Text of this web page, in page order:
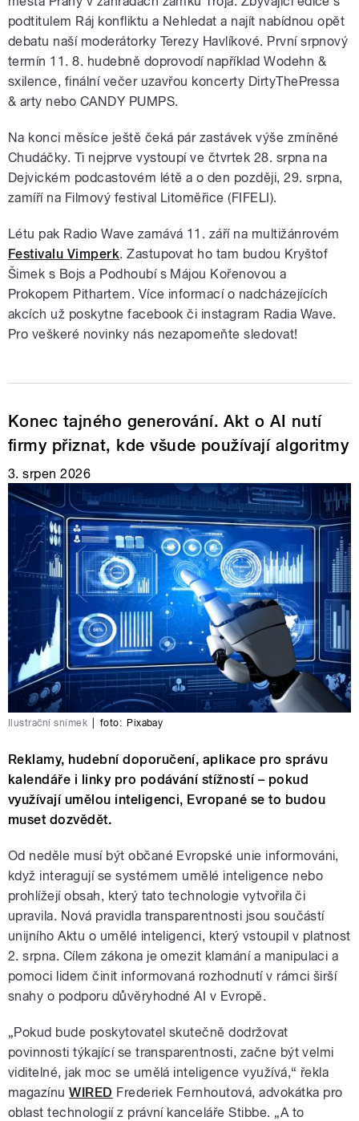
podtitulem Ráj konfliktu a Nehledat a najít nabídnou opět
debatu naší moderátorky Terezy Havlíkové. První srpnový
termín 11. 8. hudebně doprovodí například Wodehn &
sxilence, finální večer uzavřou koncerty DirtyThePressa
& arty nebo CANDY PUMPS.
Na konci měsíce ještě čeká pár zastávek výše zmíněné
Chudáčky. Ti nejprve vystoupí ve čtvrtek 28. srpna na
Dejvickém podcastovém létě a o den později, 29. srpna,
zamíří na Filmový festival Litoměřice (FIFELI).
Létu pak Radio Wave zamává 11. září na multižánrovém
Festivalu Vimperk. Zastupovat ho tam budou Kryštof
Šimek s Bojs a Podhoubí s Májou Kořenovou a
Prokopem Pithartem. Více informací o nadcházejících
akcích už poskytne facebook či instagram Radia Wave.
Pro veškeré novinky nás nezapomeňte sledovat!
Konec tajného generování. Akt o AI nutí
firmy přiznat, kde všude používají algoritmy
3. srpen 2026
Ilustrační snímek foto: Pixabay
Reklamy, hudební doporučení, aplikace pro správu
kalendáře i linky pro podávání stížností – pokud
využívají umělou inteligenci, Evropané se to budou
muset dozvědět.
Od neděle musí být občané Evropské unie informováni,
když interagují se systémem umělé inteligence nebo
prohlížejí obsah, který tato technologie vytvořila či
upravila. Nová pravidla transparentnosti jsou součástí
unijního Aktu o umělé inteligenci, který vstoupil v platnost
2. srpna. Cílem zákona je omezit klamání a manipulaci a
pomoci lidem činit informovaná rozhodnutí v rámci širší
snahy o podporu důvěryhodné AI v Evropě.
„Pokud bude poskytovatel skutečně dodržovat
povinnosti týkající se transparentnosti, začne být velmi
viditelné, jak moc se umělá inteligence využívá,“ řekla
magazínuWIRED Frederiek Fernhoutová, advokátka pro
oblast technologií z právní kanceláře Stibbe. „A to